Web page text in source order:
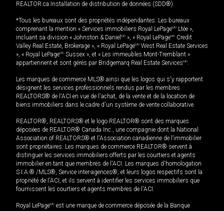
REALTOR.ca Installation de distribution de données (SDD®).
*Tous les bureaux sont des propriétés indépendantes. Les bureaux
comprenant la mention « Services immobiliers Royal LePageMD Ltée »,
incluant sa division « Johnston & Daniel MD », « Royal LePageMD Credit
Valley Real Estate, Brokerage », « Royal LePageMD West Real Estate Services
», « Royal LePageMD Sussex », et « Les immeubles Mont-Tremblant »
appartiennent et sont gérés par Bridgemarq Real Estate ServicesMD.
Les marques de commerce MLS® ainsi que les logos qui s'y rapportent
désignent les services professionnels rendus par les membres
REALTORS® de l'ACI en vue de l'achat, de la vente et de la location de
biens immobiliers dans le cadre d'un système de vente collaborative.
REALTOR®, REALTORS® et le logo REALTOR® sont des marques
déposées de REALTOR® Canada Inc., une compagnie dont la National
Association of REALTORS® et l'Association canadienne de l’immobilier
sont propriétaires. Les marques de commerce REALTOR® servent à
distinguer les services immobiliers offerts par les courtiers et agents
immobilier en tant que membres de l'ACI. Les marques d'homologation
S.I.A.® /MLS®, Service inter-agences®, et leurs logos respectifs sont la
propriété de l'ACI, et ils servent à identifier les services immobiliers que
fournissent les courtiers et agents membres de l'ACI.
Royal LePageMD est une marque de commerce déposée de la Banque